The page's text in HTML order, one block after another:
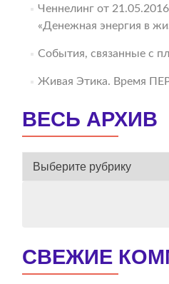
Ченнелинг от
«Денежная энергия в
События, связанные с
Живая Этика. Время
ВЕСЬ АРХИВ
ВЕСЬ
СВЕЖИЕ